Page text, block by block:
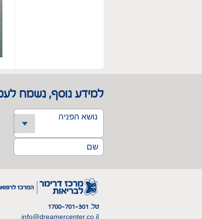
למידע נוסף, נשמח
טל. 1700-701-301
info@dreamercenter.co.il